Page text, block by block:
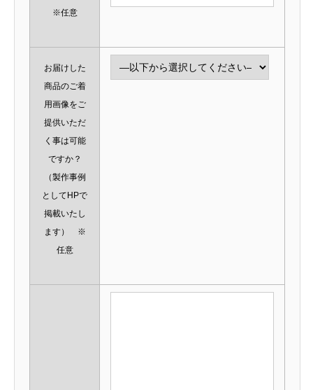
※任意
お届けした
商品のご着
用画像をご
提供いただ
く事は可能
ですか？
（製作事例
としてHPで
掲載いたし
ます） ※
任意